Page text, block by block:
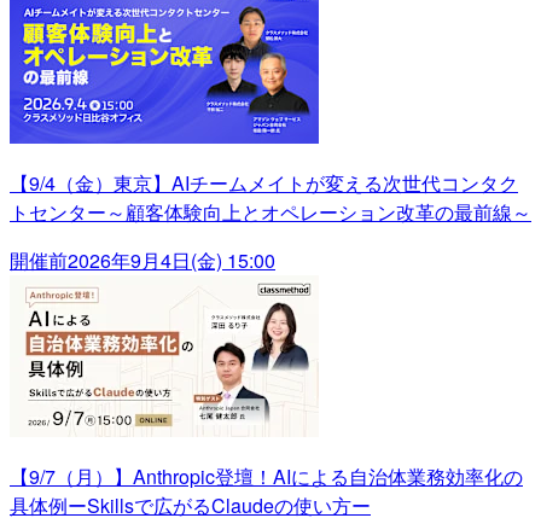
【9/4（金）東京】AIチームメイトが変える次世代コンタク
トセンター～顧客体験向上とオペレーション改革の最前線～
開催前2026年9月4日(金) 15:00
【9/7（月）】Anthropic登壇！AIによる自治体業務効率化の
具体例ーSkillsで広がるClaudeの使い方ー